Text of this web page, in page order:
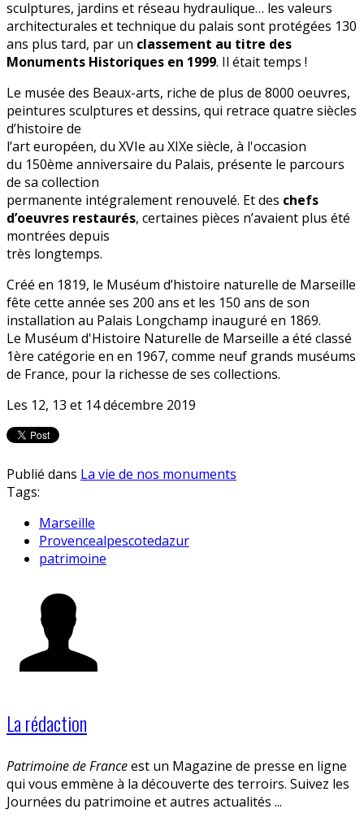
sculptures, jardins et réseau hydraulique… les valeurs
architecturales et technique du palais sont protégées 130
ans plus tard, par un classement au titre des
Monuments Historiques en 1999. Il était temps !
Le musée des Beaux-arts, riche de plus de 8000 oeuvres,
peintures sculptures et dessins, qui retrace quatre siècles
d’histoire de
l’art européen, du XVIe au XIXe siècle, à l'occasion
du 150ème anniversaire du Palais, présente le parcours
de sa collection
permanente intégralement renouvelé. Etdes chefs
d’oeuvres restaurés, certaines pièces n’avaient plus été
montrées depuis
très longtemps.
Créé en 1819, le Muséum d’histoire naturelle de Marseille
fête cette année ses 200 ans et les 150 ans de son
installation au Palais Longchamp inauguré en 1869.
Le Muséum d'Histoire Naturelle de Marseille a été classé
1ère catégorie en en 1967, comme neuf grands muséums
de France, pour la richesse de ses collections.
Les 12, 13 et 14 décembre 2019
Publié dans La vie de nos monuments
Tags:
Marseille
Provencealpescotedazur
patrimoine
La rédaction
Patrimoine de Franceest un Magazine de presse en ligne
qui vous emmène à la découverte des terroirs. Suivez les
Journées du patrimoine et autres actualités ...